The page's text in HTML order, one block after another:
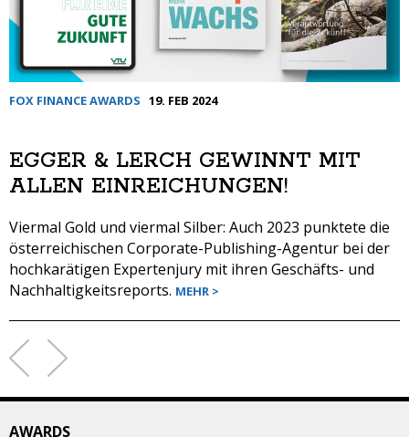
FOX FINANCE AWARDS 19. FEB 2024
EGGER & LERCH GEWINNT MIT
ALLEN EINREICHUNGEN!
Viermal Gold und viermal Silber: Auch 2023 punktete die
österreichischen Corporate-Publishing-Agentur bei der
hochkarätigen Expertenjury mit ihren Geschäfts- und
Nachhaltigkeitsreports. MEHR >
SEITEN
AWARDS